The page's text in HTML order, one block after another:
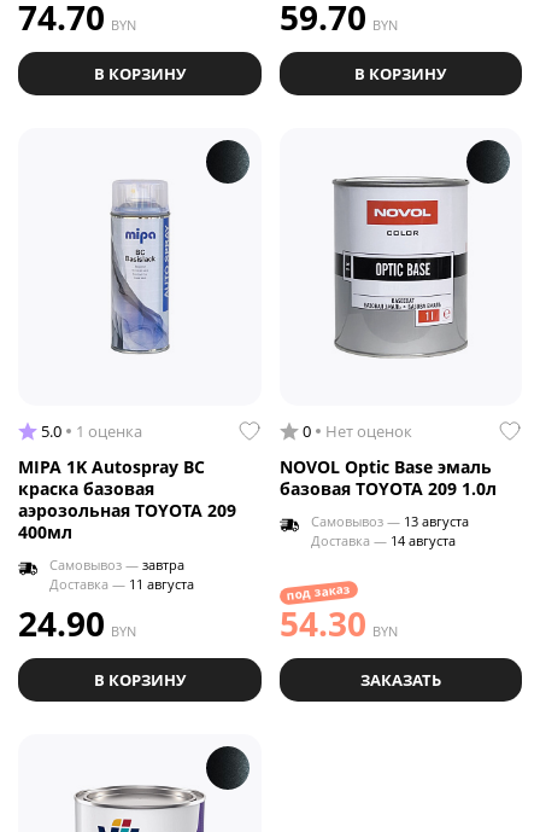
74.70 BYN
В КОРЗИНУ
59.70 BYN
В КОРЗИНУ
5.0 1 оценка
MIPA 1K Autospray BC
краска базовая
аэрозольная TOYOTA 209
400мл
Самовывоз — завтра
Доставка — 11 августа
24.90 BYN
В КОРЗИНУ
0 Нет оценок
NOVOL Optic Base эмаль
базовая TOYOTA 209 1.0л
Самовывоз — 13 августа
Доставка — 14 августа
под заказ
54.30 BYN
ЗАКАЗАТЬ